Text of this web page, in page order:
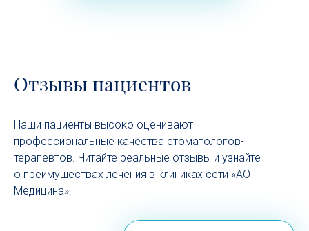
Отзывы пациентов
Наши пациенты высоко оценивают
профессиональные качества стоматологов-
терапевтов. Читайте реальные отзывы и узнайте
о преимуществах лечения в клиниках сети «АО
Медицина».